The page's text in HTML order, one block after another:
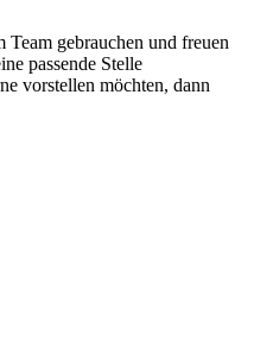
gebrauchen und freuen
passende Stelle
vorstellen möchten, dann